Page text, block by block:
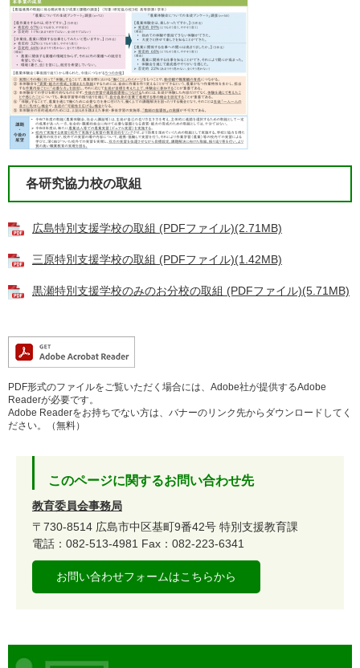
各研究協力校の取組
広島特別支援学校の取組 (PDFファイル)(2.71MB)
三原特別支援学校の取組 (PDFファイル)(1.42MB)
黒瀬特別支援学校のみのお分校の取組 (PDFファイル)(5.71MB)
PDF形式のファイルをご覧いただく場合には、Adobe社が提供するAdobe
Readerが必要です。
Adobe Readerをお持ちでない方は、バナーのリンク先からダウンロードしてく
ださい。（無料）
このページに関するお問い合わせ先
教育委員会事務局
〒730-8514 広島市中区基町9番42号 特別支援教育課
電話：082-513-4981 Fax：082-223-6341
お問い合わせフォームはこちらから